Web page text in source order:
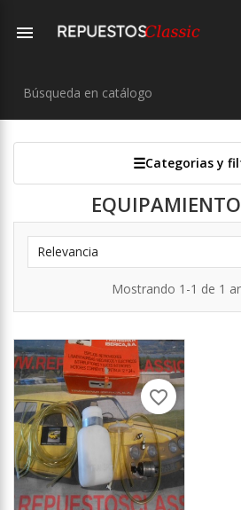

Categorias y
Relevancia
Mostrando 1-1 de 1
favorite_border